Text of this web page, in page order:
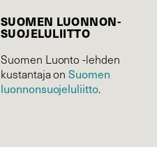
SUOMEN LUONNON­
SUOJELU­LIITTO
Suomen Luonto -lehden
kustantaja onSuomen
luonnonsuojelu­liitto.